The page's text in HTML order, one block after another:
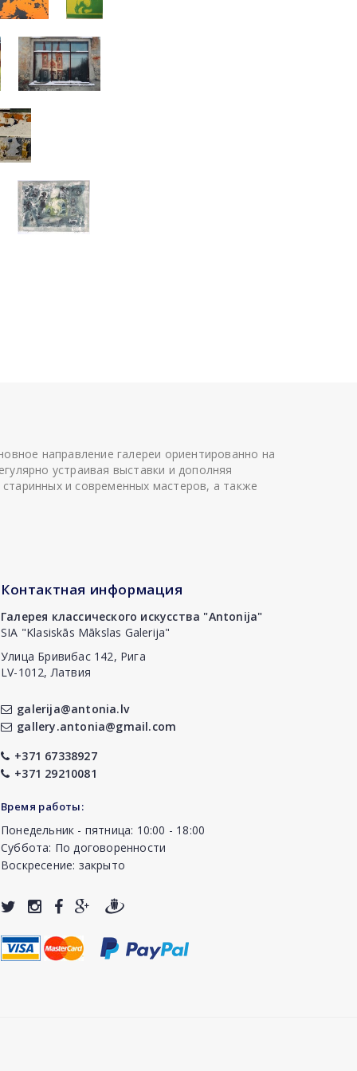
направление галереи ориентированно на
устраивая выставки и дополняя
и современных мастеров, а также
Контактная информация
Галерея классического искусства "Antonija"
SIA "Klasiskās Mākslas Galerija"
Улица Бривибас 142, Рига
LV-1012, Латвия
galerija@antonia.lv
gallery.antonia@gmail.com
+371 67338927
+371 29210081
Время работы:
Понедельник - пятница: 10:00 - 18:00
Суббота: По договоренности
Воскресение: закрыто